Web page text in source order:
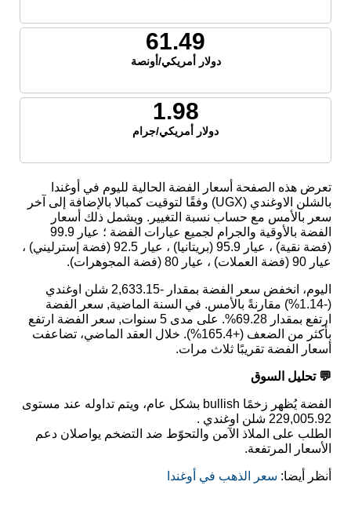
61.49
دولار أمريكي/أونصة
1.98
دولار أمريكي/جرام
تعرض هذه الصفحة أسعار الفضة الحالية لليوم في أوغندا
بالشلن الاوغندي (UGX) وفقًا لتوقيت كمبالا بالإضافة إلى آخر
سعر بالأمس مع حساب نسبة التغيير. ويشمل ذلك أسعار
الفضة بالأوقية والجرام لجميع عيارات الفضة ؛ عيار 99.9
(فضة نقية) ، عيار 95.9 (بريتانيا) ، عيار 92.5 (فضة إسترليني) ،
عيار 90 (فضة العملات) ، عيار 80 (فضة المجوهرات).
اليوم، انخفض سعر الفضة بمقدار -2,633.15 شلن اوغندي
(-1.14%) مقارنةً بالأمس. في السنة الماضية, سعر الفضة
ارتفع بمقدار 69.28%. على مدى 5 سنوات, سعر الفضة ارتفع
بأكثر من الضعف (+165.4%). خلال العقد الماضي، تضاعفت
أسعار الفضة تقريبًا ثلاث مرات.
💬 تحليل السوق
الفضة يُظهر زخمًا bullish بشكل عام، ويتم تداوله عند مستوى
229,005.92 شلن اوغندي .
الطلب على الملاذ الآمن والتحوّط ضد التضخم يواصلان دعم
الأسعار المرتفعة.
أنظر أيضا: سعر الذهب في أوغندا